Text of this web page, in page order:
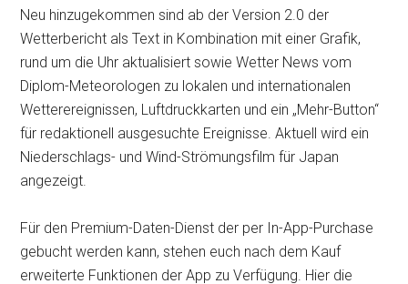
Neu hinzugekommen sind ab der Version 2.0 der
Wetterbericht als Text in Kombination mit einer Grafik,
rund um die Uhr aktualisiert sowie Wetter News vom
Diplom-Meteorologen zu lokalen und internationalen
Wetterereignissen, Luftdruckkarten und ein „Mehr-Button“
für redaktionell ausgesuchte Ereignisse. Aktuell wird ein
Niederschlags- und Wind-Strömungsfilm für Japan
angezeigt.
Für den Premium-Daten-Dienst der per In-App-Purchase
gebucht werden kann, stehen euch nach dem Kauf
erweiterte Funktionen der App zu Verfügung. Hier die